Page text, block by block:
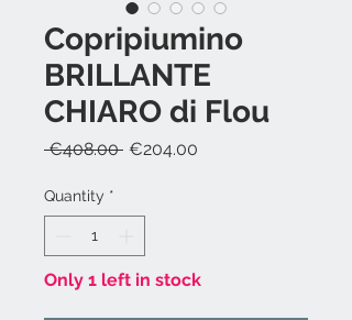
Copripiumino
BRILLANTE
CHIARO di Flou
€408.00 Regular
€204.00
Quantity *
Only 1 left in stock